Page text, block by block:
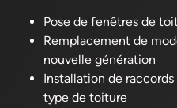
Pose de fenêtres de
Remplacement de
nouvelle génération
Installation de
type de toiture